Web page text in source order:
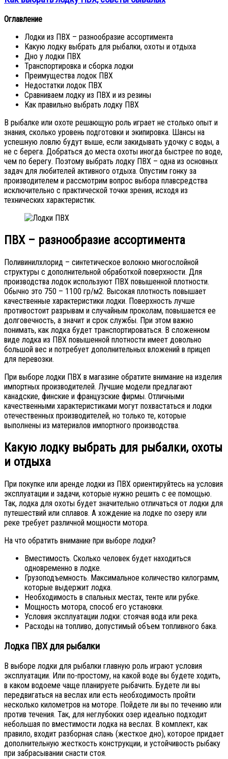
Оглавление
Лодки из ПВХ – разнообразие ассортимента
Какую лодку выбрать для рыбалки, охоты и отдыха
Дно у лодки ПВХ
Транспортировка и сборка лодки
Преимущества лодок ПВХ
Недостатки лодок ПВХ
Сравниваем лодку из ПВХ и из резины
Как правильно выбрать лодку ПВХ
В рыбалке или охоте решающую роль играет не столько опыт и
знания, сколько уровень подготовки и экипировка. Шансы на
успешную ловлю будут выше, если закидывать удочку с воды, а
не с берега. Добраться до места охоты иногда быстрее по воде,
чем по берегу. Поэтому выбрать лодку ПВХ – одна из основных
задач для любителей активного отдыха. Опустим гонку за
производителем и рассмотрим вопрос выбора плавсредства
исключительно с практической точки зрения, исходя из
технических характеристик.
ПВХ – разнообразие ассортимента
Поливинилхлорид – синтетическое волокно многослойной
структуры с дополнительной обработкой поверхности. Для
производства лодок используют ПВХ повышенной плотности.
Обычно это 750 – 1100 гр/м2. Высокая плотность повышает
качественные характеристики лодки. Поверхность лучше
противостоит разрывам и случайным проколам, повышается ее
долговечность, а значит и срок службы. При этом важно
понимать, как лодка будет транспортироваться. В сложенном
виде лодка из ПВХ повышенной плотности имеет довольно
большой вес и потребует дополнительных вложений в прицеп
для перевозки.
При выборе лодки ПВХ в магазине обратите внимание на изделия
импортных производителей. Лучшие модели предлагают
канадские, финские и французские фирмы. Отличными
качественными характеристиками могут похвастаться и лодки
отечественных производителей, но только те, которые
выполнены из материалов импортного производства.
Какую лодку выбрать для рыбалки, охоты
и отдыха
При покупке или аренде лодки из ПВХ ориентируйтесь на условия
эксплуатации и задачи, которые нужно решить с ее помощью.
Так, лодка для охоты будет значительно отличаться от лодки для
путешествий или сплавов. А хождение на лодке по озеру или
реке требует различной мощности мотора.
На что обратить внимание при выборе лодки?
Вместимость. Сколько человек будет находиться
одновременно в лодке.
Грузоподъемность. Максимальное количество килограмм,
которые выдержит лодка.
Необходимость в спальных местах, тенте или рубке.
Мощность мотора, способ его установки.
Условия эксплуатации лодки: стоячая вода или река.
Расходы на топливо, допустимый объем топливного бака.
Лодка ПВХ для рыбалки
В выборе лодки для рыбалки главную роль играют условия
эксплуатации. Или по-простому, на какой воде вы будете ходить,
в каком водоеме чаще планируете рыбачить. Будете ли вы
передвигаться на веслах или есть необходимость пройти
несколько километров на моторе. Пойдете ли вы по течению или
против течения. Так, для неглубоких озер идеально подходит
небольшая по вместимости лодка на веслах. В комплект, как
правило, входит разборная слань (жесткое дно), которое придает
дополнительную жесткость конструкции, и устойчивость рыбаку
при забрасывании снасти стоя.